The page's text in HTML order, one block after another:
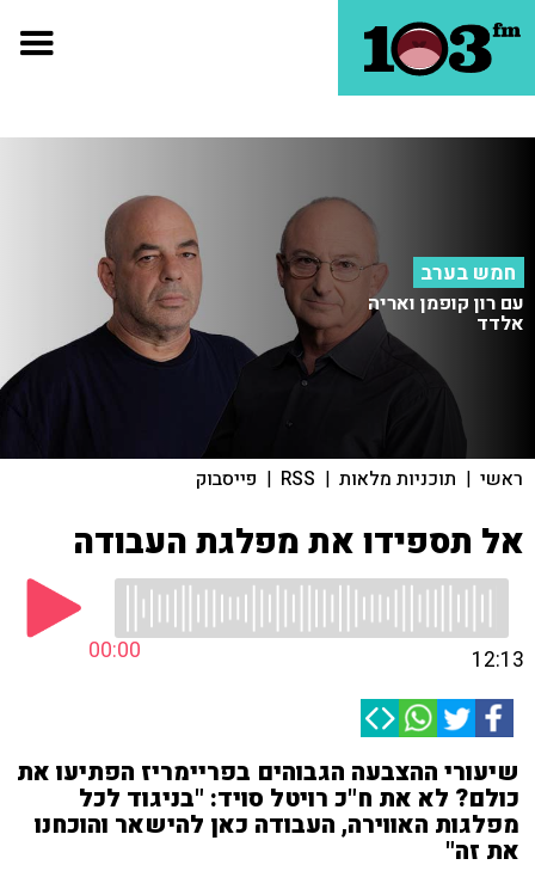
חמש בערב
עם רון קופמן ואריה
אלדד
ראשי | תוכניות מלאות |
RSS
| פייסבוק
אל תספידו את מפלגת העבודה
00:00 12:13
שיעורי ההצבעה הגבוהים בפריימריז הפתיעו את
כולם? לא את ח"כ רויטל סויד: "בניגוד לכל
מפלגות האווירה, העבודה כאן להישאר והוכחנו
את זה"